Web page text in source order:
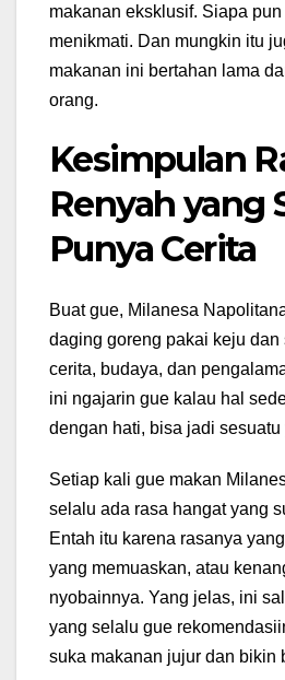
makanan eksklusif. Siapa
menikmati. Dan mungkin itu
makanan ini bertahan lama
orang.
Kesimpulan
Renyah yang
Punya Cerita
Buat gue, Milanesa
daging goreng pakai keju dan
cerita, budaya, dan
ini ngajarin gue kalau hal
dengan hati, bisa jadi
Setiap kali gue makan
selalu ada rasa hangat yang
Entah itu karena rasanya
yang memuaskan, atau
nyobainnya. Yang jelas, ini
yang selalu gue
suka makanan jujur dan bikin